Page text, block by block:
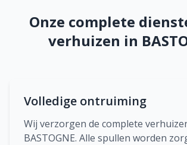
Onze complete
verhuizen in
Volledige ontruiming
Wij verzorgen de complete
BASTOGNE. Alle spullen worden